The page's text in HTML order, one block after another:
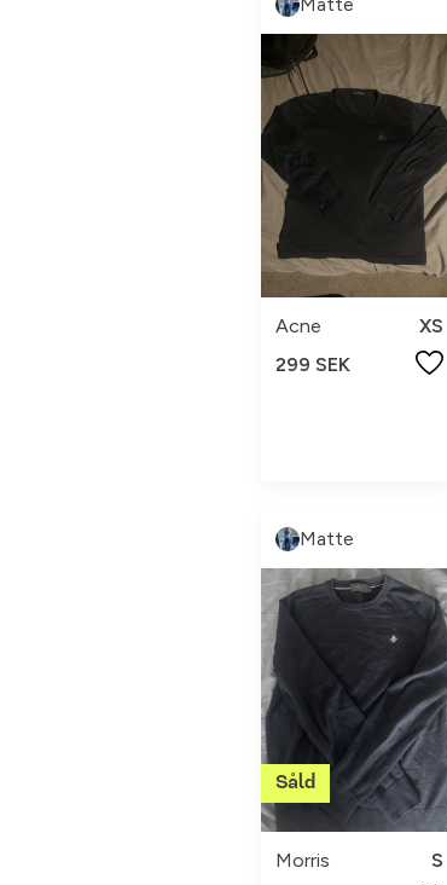
Acne
XS
299 SEK
Matte
Morris
S